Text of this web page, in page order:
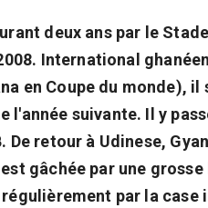
deux ans par le
International
en Coupe du monde),
l'année suivante. Il y
De retour à Udinese,
gâchée par une
régulièrement par la